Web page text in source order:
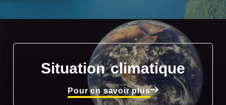
Situation climatique
Pour en savoir plus